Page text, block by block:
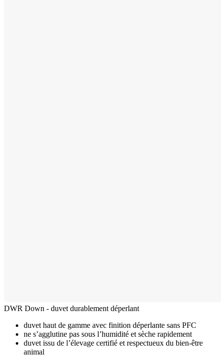
DWR Down - duvet durablement déperlant
duvet haut de gamme avec finition déperlante sans PFC
ne s’agglutine pas sous l’humidité et sèche rapidement
duvet issu de l’élevage certifié et respectueux du bien-être
animal